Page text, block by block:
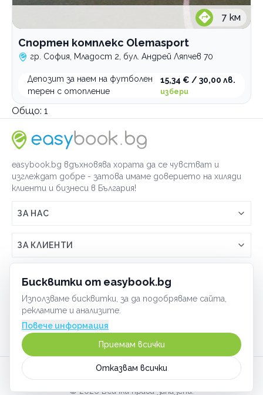
Бисквитки от easybook.bg
Използваме бисквитки, за да подобряваме сайта,
рекламите и анализите.
Повече информация
Отказвам всички
Приемам всички
7 км
Спортен комплекс Olemasport
гр. София, Младост 2, бул. Андрей Ляпчев 70
Депозит за наем на футболен
терен с отопление
15,34 € / 30,00 лв.
избери
Общо: 1
Открито футболно игрище
Бойни изкуства
Кондиционни тренировки
Групови тренировки
Тенис на маса
Шах
Бокс
Танци
Фитнес
Катерене
Спортни лагери и програми
Спортна стрелба
Плуване
Тенис на корт
Зимни спортове
Футбол
easybook.bg вдъхновява хората да се чувстват и
изглеждат добре - затова имаме доверието на хиляди
клиенти и бизнеси в България!
ЗА НАС
Връзка с easybook.bg
Как работи easybook
Често задавани въпроси
ЗА КЛИЕНТИ
Условия за ползване
GDPR политика
Сигурност
ЗА ТЪРГОВЦИ
Включи бизнеса си
Управлявай ефективно с easybook
ОБЩИ
Бисквитки
Начин на плащане
Карта на сайта
©2026Всички права запазени.